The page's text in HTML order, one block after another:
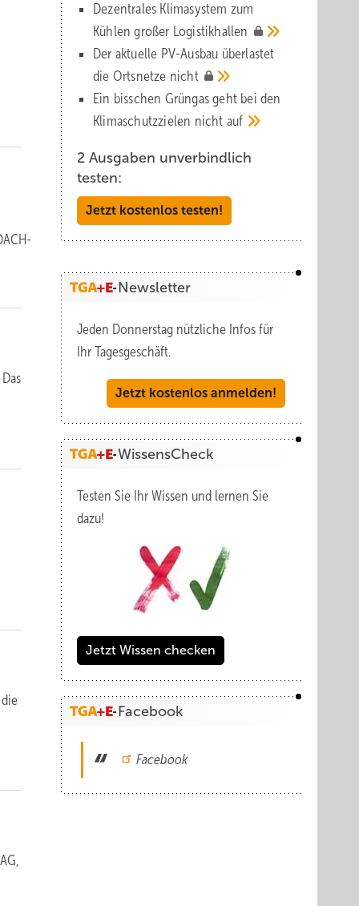
Dezentrales Klimasystem zum
Kühlen großer Logistik­hallen
Der aktuelle PV-Ausbau über­lastet
die Orts­netze nicht
Ein bisschen Grüngas geht bei den
Klima­schutz­zielen nicht auf
2 Ausgaben unverbindlich
testen:
Jetzt kostenlos testen!
Newsletter
Jeden Donnerstag nützliche Infos für
Ihr Tagesgeschäft.
Jetzt kostenlos anmelden!
WissensCheck
Testen Sie Ihr Wissen und lernen Sie
dazu!
Jetzt Wissen checken
Facebook
Facebook